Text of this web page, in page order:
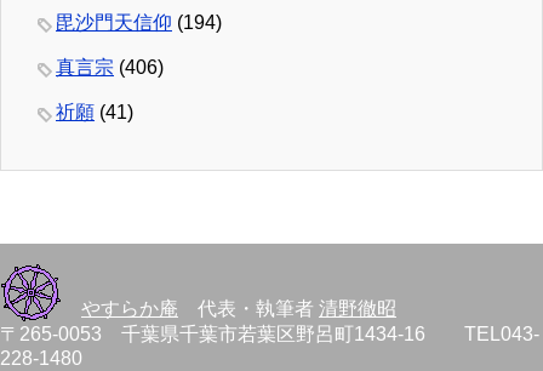
毘沙門天信仰 (194)
真言宗 (406)
祈願 (41)
やすらか庵 代表・執筆者 清野徹昭
〒265-0053 千葉県千葉市若葉区野呂町1434-16 TEL043-
228-1480